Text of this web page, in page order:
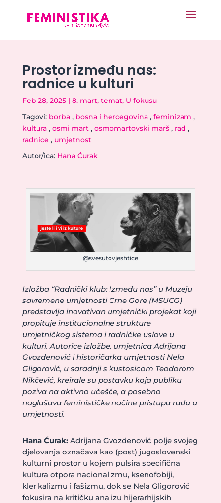
Prostor između nas:
radnice u kulturi
Feb 28, 2025| 8. mart, temat, U fokusu
Tagovi: borba, bosna i hercegovina, feminizam ,
kultura, osmi mart, osmomartovski marš, rad ,
radnice , umjetnost
Autor/ica: Hana Ćurak
@svesutovjeshtice
Izložba “Radnički klub: Između nas” u Muzeju
savremene umjetnosti Crne Gore (MSUCG)
predstavlja inovativan umjetnički projekat koji
propituje institucionalne strukture
umjetničkog sistema i radničke uslove u
kulturi. Autorice izložbe, umjetnica Adrijana
Gvozdenović i historičarka umjetnosti Nela
Gligorović, u saradnji s kustosicom Teodorom
Nikčević, kreirale su postavku koja publiku
poziva na aktivno učešće, a posebno
naglašava feminističke načine pristupa radu u
umjetnosti.
Hana Ćurak:Adrijana Gvozdenović polje svojeg
djelovanja označava kao (post) jugoslovenski
kulturni prostor u kojem pulsira specifična
kultura otpora nacionalizmu, ksenofobiji,
klerikalizmu i fašizmu, dok se Nela Gligorović
fokusira na kritičku analizu hijerarhijskih